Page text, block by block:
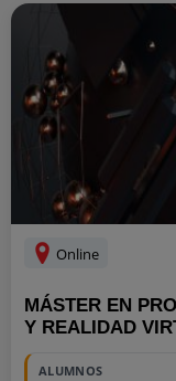
Online
MÁSTER EN
Y REALIDAD
ALUMNOS